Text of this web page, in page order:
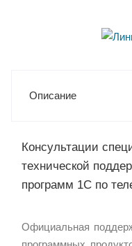
Описание
Консультации
технической
программ 1С по
Официальная